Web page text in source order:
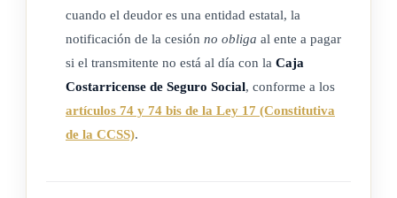
estandarizado disponible en la plataforma electrónica de
factoreo, para realizar actos de los procedimientos de
factoraje. Estos formularios deben ser completados y
firmados digitalmente por los interesados.
j) Pagador: persona física o jurídica, patrimonio autónomo o
entidad de derecho público, que es el primer obligado a
cuando el deudor es una entidad estatal, la
notificación de la cesión no obliga al ente a pagar
si el transmitente no está al día con la Caja
Costarricense de Seguro Social, conforme a los
artículos 74 y 74 bis de la Ley 17 (Constitutiva
de la CCSS).